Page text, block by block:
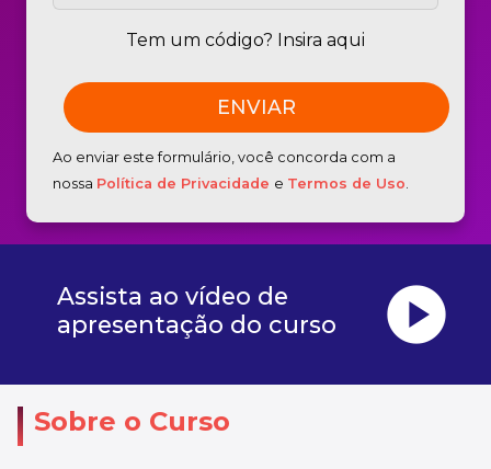
Tem um código? Insira aqui
Ao enviar este formulário, você concorda com a
nossa Política de Privacidade e Termos de Uso.
Assista ao vídeo de
apresentação do curso
play_circle
Sobre o Curso